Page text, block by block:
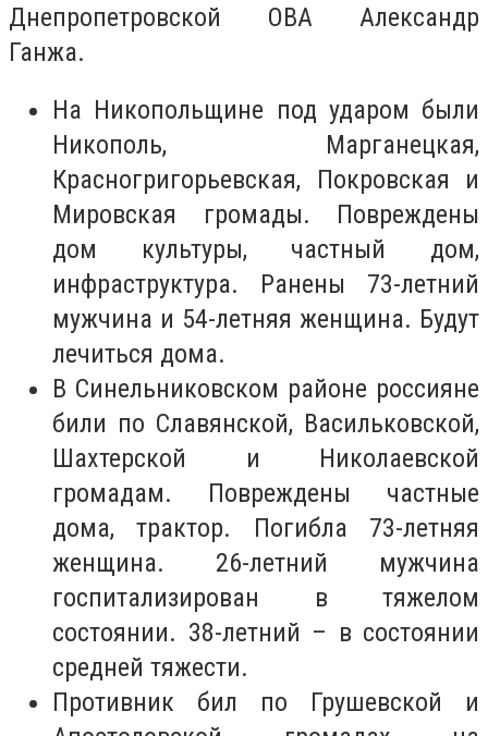
Днепропетровской ОВА Александр
Ганжа.
На Никопольщине под ударом были
Никополь, Марганецкая,
Красногригорьевская, Покровская и
Мировская громады. Повреждены
дом культуры, частный дом,
инфраструктура. Ранены 73-летний
мужчина и 54-летняя женщина. Будут
лечиться дома.
В Синельниковском районе россияне
били по Славянской, Васильковской,
Шахтерской и Николаевской
громадам. Повреждены частные
дома, трактор. Погибла 73-летняя
женщина. 26-летний мужчина
госпитализирован в тяжелом
состоянии. 38-летний – в состоянии
средней тяжести.
Противник бил по Грушевской и